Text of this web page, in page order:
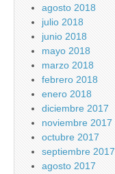
agosto 2018
julio 2018
junio 2018
mayo 2018
marzo 2018
febrero 2018
enero 2018
diciembre 2017
noviembre 2017
octubre 2017
septiembre 2017
agosto 2017